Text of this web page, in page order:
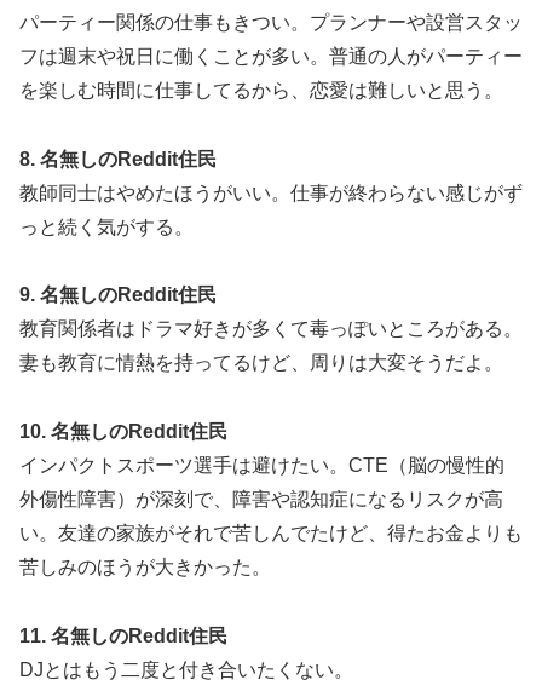
パーティー関係の仕事もきつい。プランナーや設営スタッ
フは週末や祝日に働くことが多い。普通の人がパーティー
を楽しむ時間に仕事してるから、恋愛は難しいと思う。
8. 名無しのReddit住民
教師同士はやめたほうがいい。仕事が終わらない感じがず
っと続く気がする。
9. 名無しのReddit住民
教育関係者はドラマ好きが多くて毒っぽいところがある。
妻も教育に情熱を持ってるけど、周りは大変そうだよ。
10. 名無しのReddit住民
インパクトスポーツ選手は避けたい。CTE（脳の慢性的
外傷性障害）が深刻で、障害や認知症になるリスクが高
い。友達の家族がそれで苦しんでたけど、得たお金よりも
苦しみのほうが大きかった。
11. 名無しのReddit住民
DJとはもう二度と付き合いたくない。